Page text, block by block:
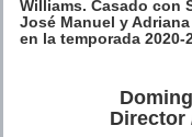
Williams. Casado con
José Manuel y
en la temporada 2020-
Director